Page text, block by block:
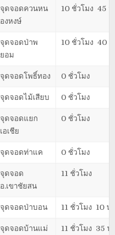
จุดจอดควนหน
องหงษ์
10 ชั่วโมง 45
จุดจอดป่าพ
ยอม
10 ชั่วโมง 40
จุดจอดโพธิ์ทอง 0 ชั่วโมง
จุดจอดไม้เสียบ 0 ชั่วโมง
จุดจอดแยก
เอเชีย
0 ชั่วโมง
จุดจอดท่าแค 0 ชั่วโมง
จุดจอด
อ.เขาชัยสน
11 ชั่วโมง
จุดจอดป่าบอน 11 ชั่วโมง 10 น
จุดจอดบ้านแม่
11 ชั่วโมง 35 น